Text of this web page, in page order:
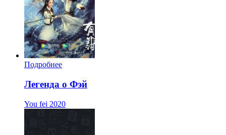
Подробнее
Легенда о Фэй
You fei 2020